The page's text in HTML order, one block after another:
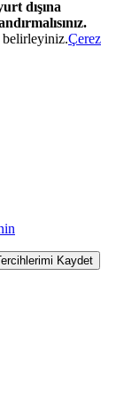
dışına
belirleyiniz.Çerez
Kaydet